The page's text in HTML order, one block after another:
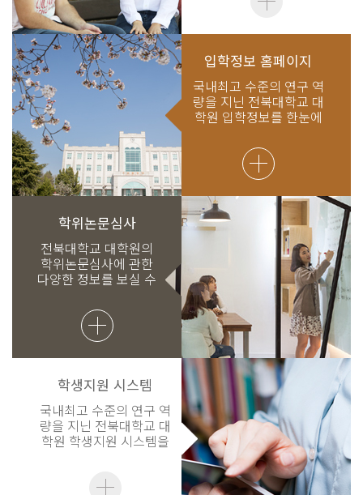
입학정보 홈페이지
국내최고 수준의 연구 역
량을 지닌 전북대학교 대
학원 입학정보를 한눈에
학위논문심사
전북대학교 대학원의
학위논문심사에 관한
다양한 정보를 보실 수
학생지원 시스템
국내최고 수준의 연구 역
량을 지닌 전북대학교 대
학원 학생지원 시스템을